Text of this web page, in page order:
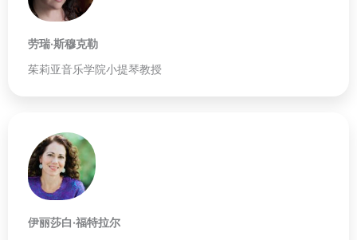
劳瑞·斯穆克勒
茱莉亚音乐学院小提琴教授
伊丽莎白·福特拉尔